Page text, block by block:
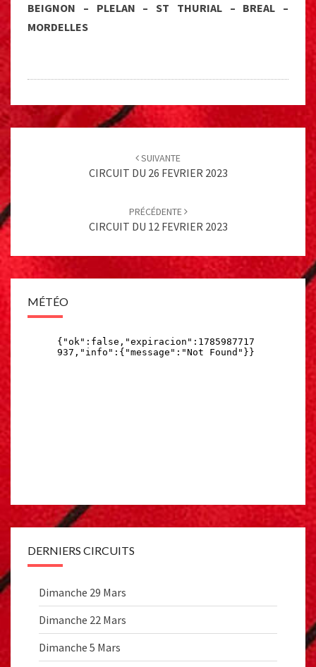
BEIGNON – PLELAN – ST THURIAL – BREAL –
MORDELLES
Post
SUIVANTE
CIRCUIT DU 26 FEVRIER 2023
PRÉCÉDENTE
CIRCUIT DU 12 FEVRIER 2023
MÉTÉO
DERNIERS CIRCUITS
Dimanche 29 Mars
Dimanche 22 Mars
Dimanche 5 Mars